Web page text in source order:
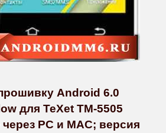
Android 6.0
для TeXet TM-5505
PC и MAC; версия